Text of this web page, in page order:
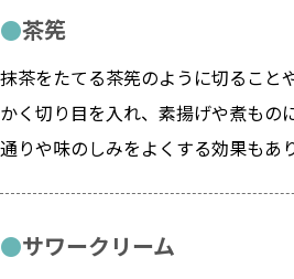
茶筅
抹茶をたてる茶筅のように切ること
かく切り目を入れ、素揚げや煮もの
通りや味のしみをよくする効果もあり
サワークリーム